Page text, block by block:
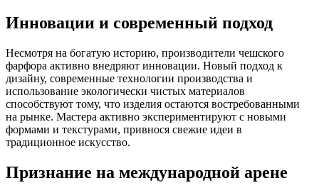
Инновации и современный подход
Несмотря на богатую историю, производители чешского
фарфора активно внедряют инновации. Новый подход к
дизайну, современные технологии производства и
использование экологически чистых материалов
способствуют тому, что изделия остаются востребованными
на рынке. Мастера активно экспериментируют с новыми
формами и текстурами, привнося свежие идеи в
традиционное искусство.
Признание на международной арене